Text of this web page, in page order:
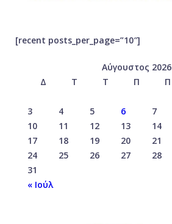
[recent posts_per_page=”10″]
Αύγουστος 2026
Δ
Τ Τ Π Π
3
4 5 6 7
10
11 12 13 14
17
18 19 20 21
24
25 26 27 28
31
« Ιούλ